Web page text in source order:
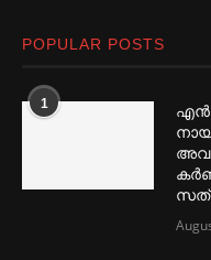
POPULAR POSTS
1